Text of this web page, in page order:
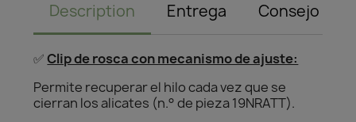
Description Entrega Consejo
✅Clip de rosca con mecanismo de ajuste:
Permite recuperar el hilo cada vez que se
cierran los alicates (n.° de pieza 19NRATT).